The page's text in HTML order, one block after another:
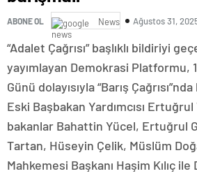
ABONE OL News Ağustos 31,
“Adalet Çağrısı” başlıklı bildiriyi
yayımlayan Demokrasi Platformu,
Günü dolayısıyla “Barış
Eski Başbakan Yardımcısı Ertuğrul
bakanlar Bahattin Yücel, Ertuğrul
Tartan, Hüseyin Çelik, Müslüm
Mahkemesi Başkanı Haşim Kılıç ile